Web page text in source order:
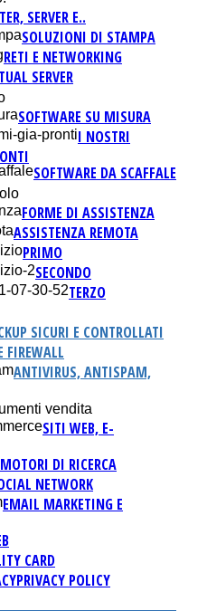
SERVER E..
SOLUZIONI DI STAMPA
RETI E NETWORKING
SERVER
SOFTWARE SU MISURA
I NOSTRI
SOFTWARE DA SCAFFALE
FORME DI ASSISTENZA
ASSISTENZA REMOTA
PRIMO
SECONDO
TERZO
SICURI E CONTROLLATI
FIREWALL
ANTIVIRUS, ANTISPAM,
vendita
SITI WEB, E-
MOTORI DI RICERCA
NETWORK
EMAIL MARKETING E
CARD
PRIVACY POLICY